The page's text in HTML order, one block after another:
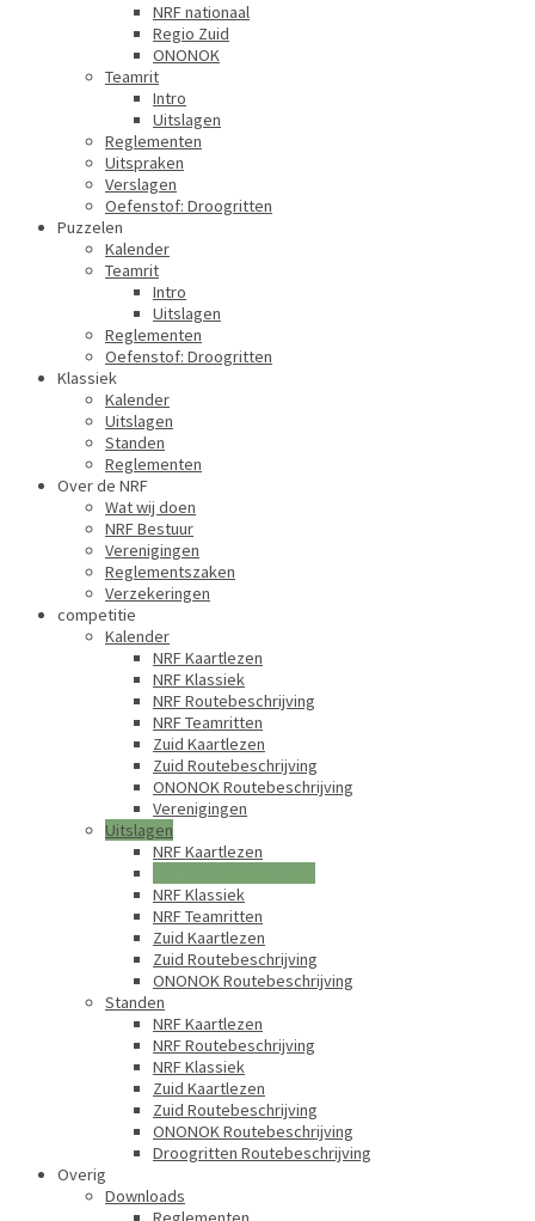
NRF nationaal
Regio Zuid
ONONOK
Teamrit
Intro
Uitslagen
Reglementen
Uitspraken
Verslagen
Oefenstof: Droogritten
Puzzelen
Kalender
Teamrit
Intro
Uitslagen
Reglementen
Oefenstof: Droogritten
Klassiek
Kalender
Uitslagen
Standen
Reglementen
Over de NRF
Wat wij doen
NRF Bestuur
Verenigingen
Reglementszaken
Verzekeringen
competitie
Kalender
NRF Kaartlezen
NRF Klassiek
NRF Routebeschrijving
NRF Teamritten
Zuid Kaartlezen
Zuid Routebeschrijving
ONONOK Routebeschrijving
Verenigingen
Uitslagen
NRF Kaartlezen
NRF Klassiek
NRF Teamritten
Zuid Kaartlezen
Zuid Routebeschrijving
ONONOK Routebeschrijving
Standen
NRF Kaartlezen
NRF Routebeschrijving
NRF Klassiek
Zuid Kaartlezen
Zuid Routebeschrijving
ONONOK Routebeschrijving
Droogritten Routebeschrijving
Overig
Downloads